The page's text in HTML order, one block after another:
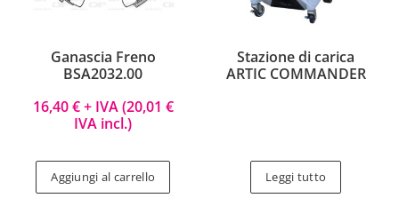
Ganascia Freno
BSA2032.00
16,40€+ IVA (20,01 €
IVA incl.)
Aggiungi al carrello
Stazione di carica
ARTIC COMMANDER
Leggi tutto